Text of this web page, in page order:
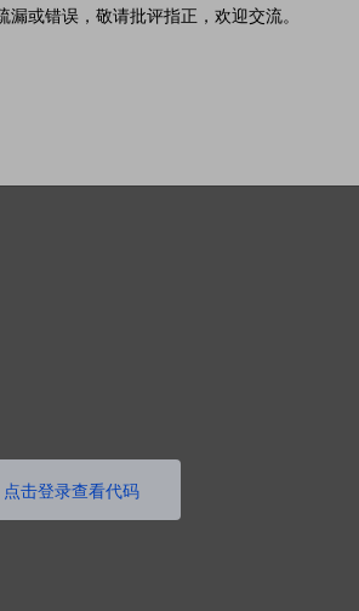
或错误，敬请批评指正，欢迎交流。
点击登录查看代码